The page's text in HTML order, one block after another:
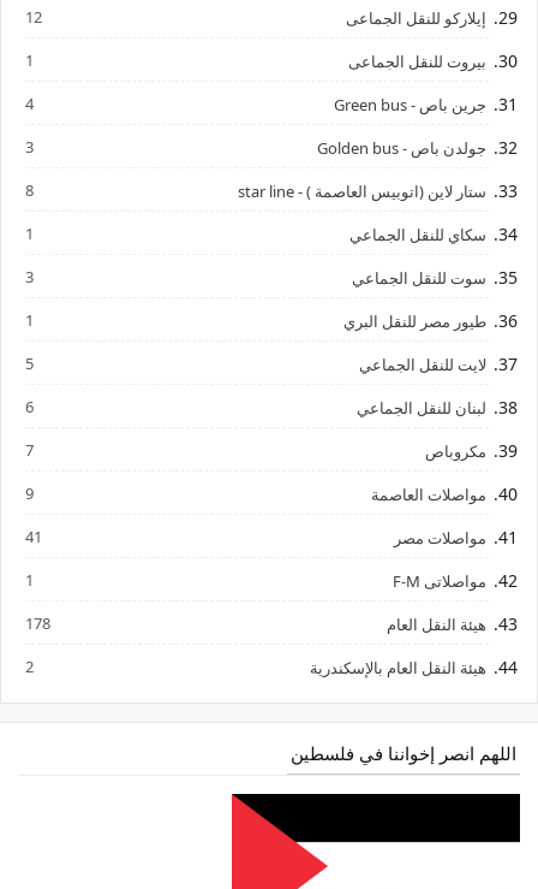
إيلاركو للنقل الجماعى 12
بيروت للنقل الجماعى 1
جرين باص - Green bus 4
جولدن باص - Golden bus 3
ستار لاين (اتوبيس العاصمة ) - star line 8
سكاي للنقل الجماعي 1
سوت للنقل الجماعي 3
طيور مصر للنقل البري 1
لايت للنقل الجماعي 5
لبنان للنقل الجماعي 6
مكروباص 7
مواصلات العاصمة 9
مواصلات مصر 41
مواصلاتى F-M 1
هيئة النقل العام 178
هيئة النقل العام بالإسكندرية 2
اللهم انصر إخواننا في فلسطين